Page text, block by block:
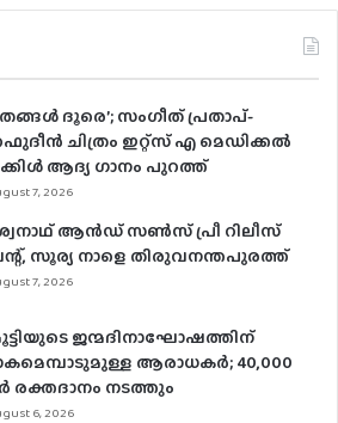
ദൂരെ’; സംഗീത് പ്രതാപ്-
ചിത്രം ഇറ്റ്സ് എ മെഡിക്കൽ
ആദ്യ ഗാനം പുറത്ത്
7, 2026
ആന്‍ഡ് സണ്‍സ് പ്രീ റിലീസ്
സൂര്യ നാളെ തിരുവനന്തപുരത്ത്
7, 2026
ജന്മദിനാഘോഷത്തിന്
ആരാധകര്‍; 40,000
രക്തദാനം നടത്തും
6, 2026